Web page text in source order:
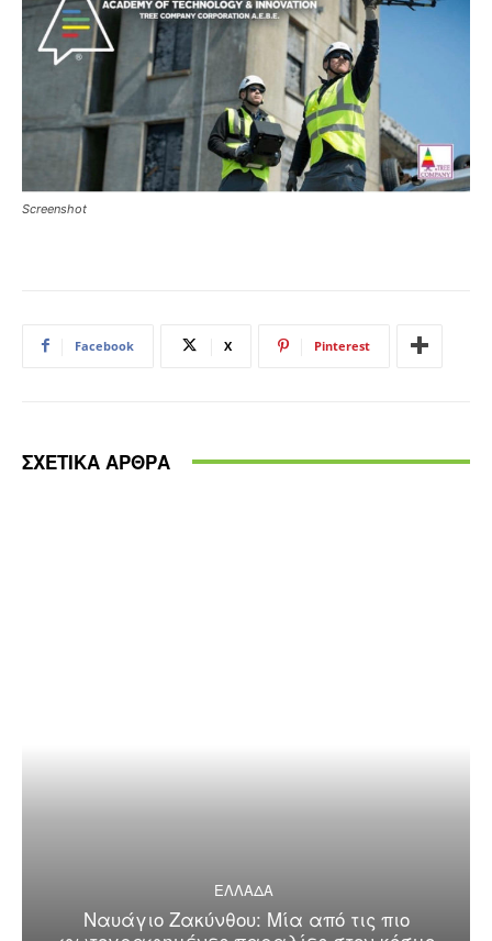
Screenshot
Facebook X Pinterest
ΣΧΕΤΙΚΑ ΑΡΘΡΑ
ΕΛΛΑΔΑ
Ναυάγιο Ζακύνθου: Μία από τις πιο